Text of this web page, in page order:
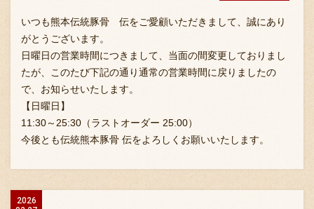
お問い合わせ
ブランド一覧
いつも熊本伝統豚骨 伝をご愛顧いただきまして、誠にあり
がとうございます。
日曜日の営業時間につきまして、当面の間変更しておりまし
たが、このたび下記の通り通常の営業時間に戻りましたの
で、お知らせいたします。
【日曜日】
11:30～25:30（ラストオーダー 25:00）
今後とも伝統熊本豚骨 伝をよろしくお願いいたします。
2026